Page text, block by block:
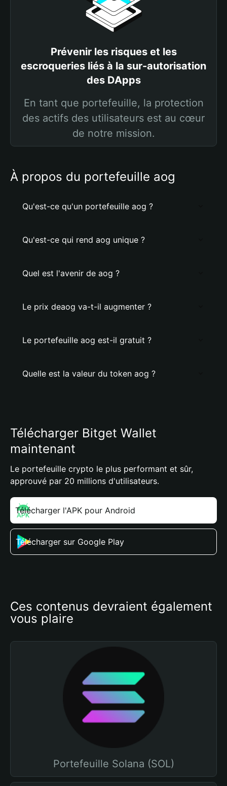
Prévenir les risques et les
escroqueries liés à la sur-autorisation
des DApps
En tant que portefeuille, la protection
des actifs des utilisateurs est au cœur
de notre mission.
À propos du portefeuille aog
Qu'est-ce qu'un portefeuille aog ?
Qu'est-ce qui rend aog unique ?
Quel est l'avenir de aog ?
Le prix deaog va-t-il augmenter ?
Le portefeuille aog est-il gratuit ?
Quelle est la valeur du token aog ?
Télécharger Bitget Wallet
maintenant
Le portefeuille crypto le plus performant et sûr,
approuvé par 20 millions d'utilisateurs.
Télécharger l'APK pour Android
Télécharger sur Google Play
Ces contenus devraient également
vous plaire
Portefeuille Solana (SOL)